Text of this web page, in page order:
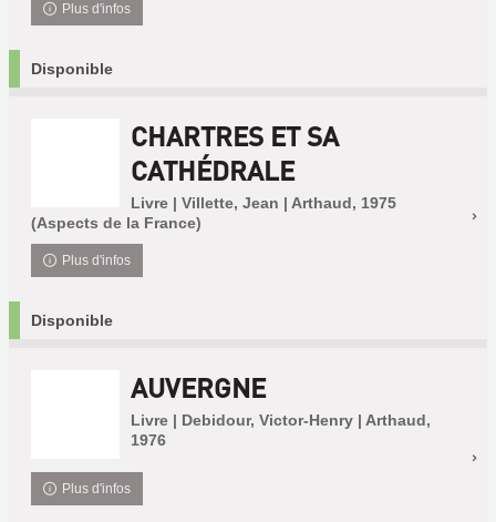
Plus d'infos
Disponible
CHARTRES ET SA
CATHÉDRALE
Livre | Villette, Jean | Arthaud, 1975
(Aspects de la France)
Plus d'infos
Disponible
AUVERGNE
Livre | Debidour, Victor-Henry | Arthaud,
1976
Plus d'infos